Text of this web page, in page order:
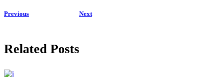
Previous Next
Related Posts